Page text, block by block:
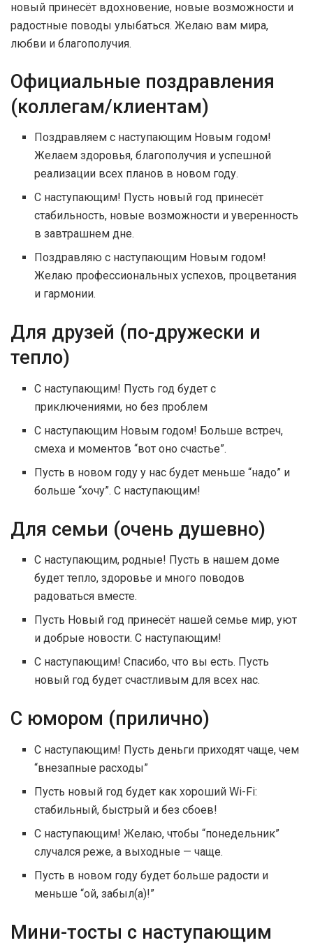
новый принесёт вдохновение, новые возможности и
радостные поводы улыбаться. Желаю вам мира,
любви и благополучия.
Официальные поздравления
(коллегам/клиентам)
Поздравляем с наступающим Новым годом!
Желаем здоровья, благополучия и успешной
реализации всех планов в новом году.
С наступающим! Пусть новый год принесёт
стабильность, новые возможности и уверенность
в завтрашнем дне.
Поздравляю с наступающим Новым годом!
Желаю профессиональных успехов, процветания
и гармонии.
Для друзей (по-дружески и
тепло)
С наступающим! Пусть год будет с
приключениями, но без проблем
С наступающим Новым годом! Больше встреч,
смеха и моментов “вот оно счастье”.
Пусть в новом году у нас будет меньше “надо” и
больше “хочу”. С наступающим!
Для семьи (очень душевно)
С наступающим, родные! Пусть в нашем доме
будет тепло, здоровье и много поводов
радоваться вместе.
Пусть Новый год принесёт нашей семье мир, уют
и добрые новости. С наступающим!
С наступающим! Спасибо, что вы есть. Пусть
новый год будет счастливым для всех нас.
С юмором (прилично)
С наступающим! Пусть деньги приходят чаще, чем
“внезапные расходы”
Пусть новый год будет как хороший Wi-Fi:
стабильный, быстрый и без сбоев!
С наступающим! Желаю, чтобы “понедельник”
случался реже, а выходные — чаще.
Пусть в новом году будет больше радости и
меньше “ой, забыл(а)!”
Мини-тосты с наступающим